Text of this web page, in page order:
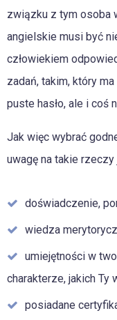
związku z tym osoba
angielskie musi być
człowiekiem
zadań, takim, który
puste hasło, ale i coś
Jak więc wybrać
uwagę na takie rzeczy
doświadczenie,
wiedza
umiejętności w
charakterze, jakich Ty
posiadane